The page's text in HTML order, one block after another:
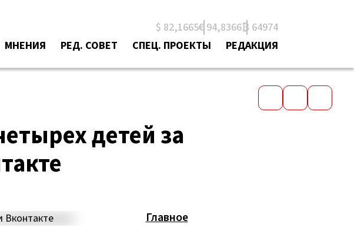
$ 82,1665€ 94,8366₿ 64974
СПЕЦ. ПРОЕКТЫ РЕДАКЦИЯ
МНЕНИЯ РЕД. СОВЕТ
детей за
Главное